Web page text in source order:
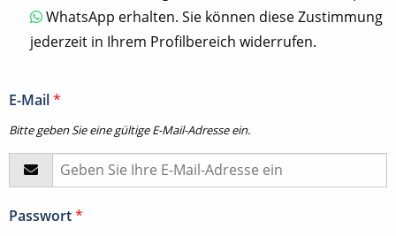
WhatsApp erhalten. Sie können diese Zustimmung
jederzeit in Ihrem Profilbereich widerrufen.
E-Mail*
Bitte geben Sie eine gültige E-Mail-Adresse ein.
Passwort*